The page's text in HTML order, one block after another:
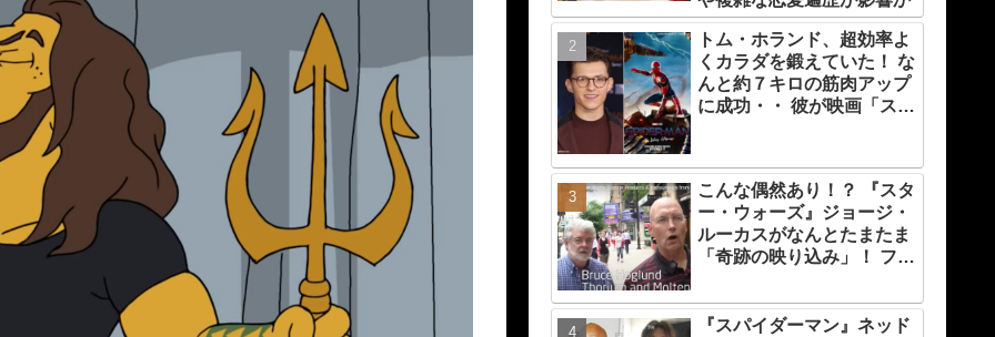
トム・ホランド、超効率よ
くカラダを鍛えていた！ な
んと約７キロの筋肉アップ
に成功・・ 彼が映画「スパ
法とは？
こんな偶然あり！？ 『スタ
ー・ウォーズ』ジョージ・
ルーカスがなんとたまたま
「奇跡の映り込み」！ ファ
『スパイダーマン』ネッド